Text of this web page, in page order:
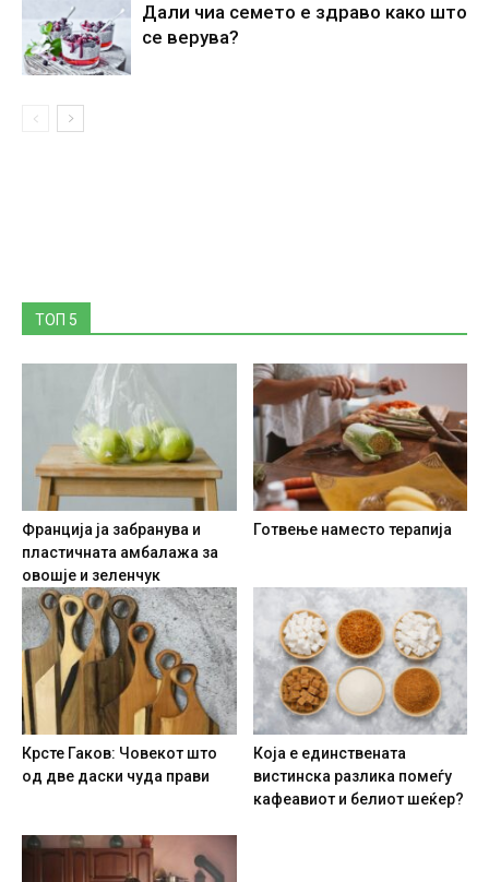
Дали чиа семето е здраво како што
се верува?
ТОП 5
Франција ја забранува и
пластичната амбалажа за
овошје и зеленчук
Готвење наместо терапија
Крсте Гаков: Човекот што
од две даски чуда прави
Која е единствената
вистинска разлика помеѓу
кафеавиот и белиот шеќер?